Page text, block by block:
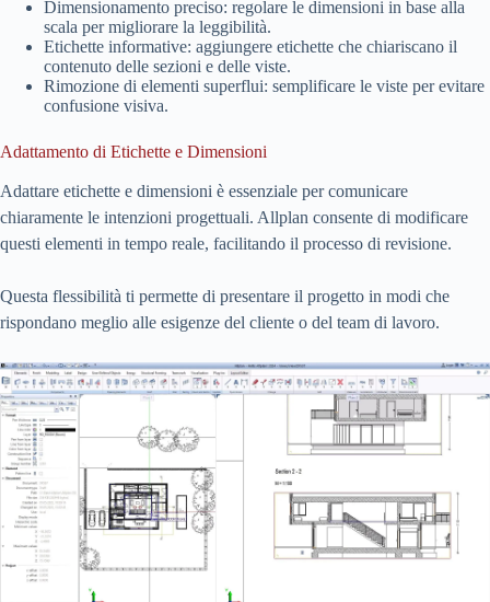
Dimensionamento preciso: regolare le dimensioni in base alla
scala per migliorare la leggibilità.
Etichette informative: aggiungere etichette che chiariscano il
contenuto delle sezioni e delle viste.
Rimozione di elementi superflui: semplificare le viste per evitare
confusione visiva.
Adattamento di Etichette e Dimensioni
Adattare etichette e dimensioni è essenziale per comunicare
chiaramente le intenzioni progettuali. Allplan consente di modificare
questi elementi in tempo reale, facilitando il processo di revisione.
Questa flessibilità ti permette di presentare il progetto in modi che
rispondano meglio alle esigenze del cliente o del team di lavoro.